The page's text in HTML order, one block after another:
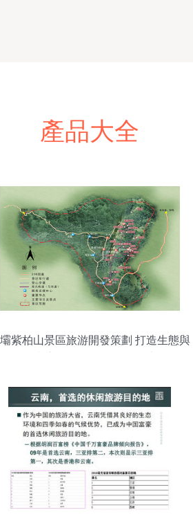
產品大全
紫柏山景區旅游開發策劃 打造生態與